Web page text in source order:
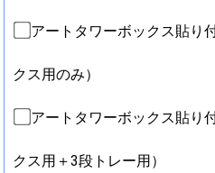
アートタワーボックス貼り
クス用のみ）
アートタワーボックス貼り
クス用＋3段トレー用）